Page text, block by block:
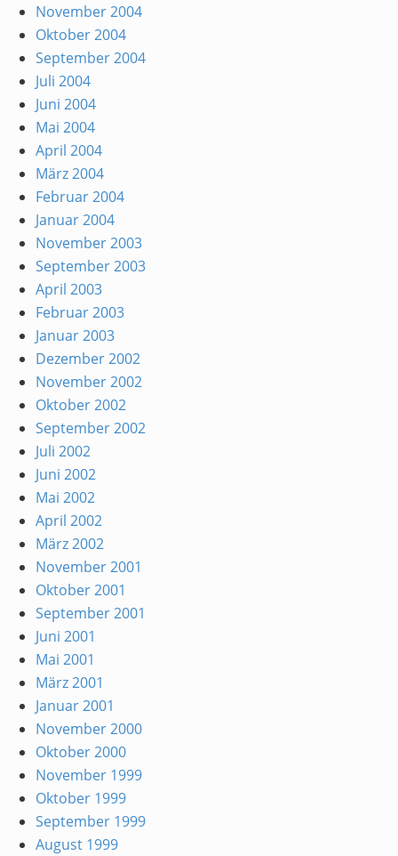
November 2004
Oktober 2004
September 2004
Juli 2004
Juni 2004
Mai 2004
April 2004
März 2004
Februar 2004
Januar 2004
November 2003
September 2003
April 2003
Februar 2003
Januar 2003
Dezember 2002
November 2002
Oktober 2002
September 2002
Juli 2002
Juni 2002
Mai 2002
April 2002
März 2002
November 2001
Oktober 2001
September 2001
Juni 2001
Mai 2001
März 2001
Januar 2001
November 2000
Oktober 2000
November 1999
Oktober 1999
September 1999
August 1999